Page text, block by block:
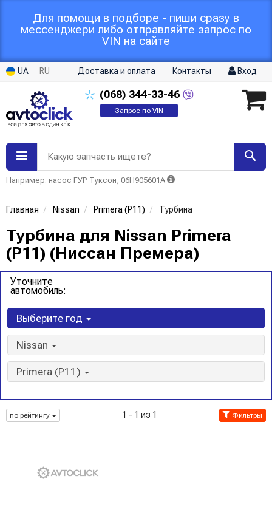
Для помощи в подборе - пиши сразу в
мессенджери либо отправляйте запрос по
VIN на сайте
UA RU Доставка и оплата Контакты Вход
(068) 344-33-46
Запрос по VIN
Какую запчасть ищете?
Например: насос ГУР Туксон, 06H905601A
Главная Nissan Primera (P11) Турбина
Турбина для Nissan Primera
(P11) (Ниссан Премера)
Уточните
автомобиль:
Выберите год
Nissan
Primera (P11)
по рейтингу 1 - 1 из 1 Фильтры